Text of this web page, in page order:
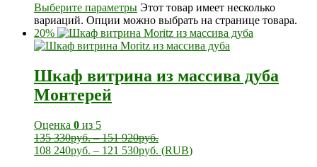
Выберите параметры Этот товар имеет несколько
вариаций. Опции можно выбрать на странице товара.
20%
Шкаф витрина из массива дуба
Монтерей
Оценка 0 из 5
135 330руб.–151 920руб.
108 240руб. – 121 530руб. (RUB)